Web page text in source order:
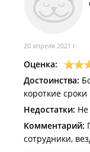
20 апреля 2021 г.
Оценка:
Достоинства:
короткие сроки
Недостатки: Не
Комментарий:
сотрудники,